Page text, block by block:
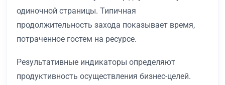
одиночной страницы. Типичная
продолжительность захода показывает время,
потраченное гостем на ресурсе.
Результативные индикаторы определяют
продуктивность осуществления бизнес-целей.